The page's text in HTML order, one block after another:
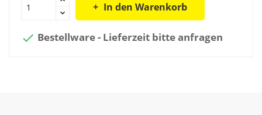
In den Warenkorb
 Bestellware - Lieferzeit bitte anfragen